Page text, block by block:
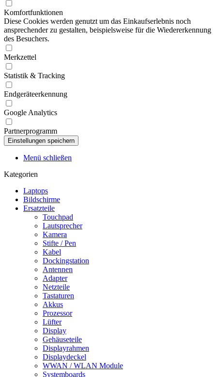
Komfortfunktionen
Diese Cookies werden genutzt um das Einkaufserlebnis noch
ansprechender zu gestalten, beispielsweise für die Wiedererkennung
des Besuchers.
Merkzettel
Statistik & Tracking
Endgeräteerkennung
Google Analytics
Partnerprogramm
Menü schließen
Kategorien
Laptops
Bildschirme
Ersatzteile
Touchpad
Lautsprecher
Kamera
Stifte / Pen
Kabel
Dockingstation
Antennen
Adapter
Netzteile
Tastaturen
Akkus
Prozessor
Lüfter
Display
Gehäuseteile
Displayrahmen
Displaydeckel
WWAN / WLAN Module
Systemboards